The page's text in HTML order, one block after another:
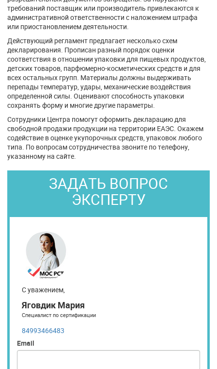
требований поставщик или производитель привлекаются к
административной ответственности с наложением штрафа
или приостановлением деятельности.
Действующий регламент предлагает несколько схем
декларирования. Прописан разный порядок оценки
соответствия в отношении упаковки для пищевых продуктов,
детских товаров, парфюмерно-косметических средств и для
всех остальных групп. Материалы должны выдерживать
перепады температур, удары, механические воздействия
определенной силы. Оценивают способность упаковки
сохранять форму и многие другие параметры.
Сотрудники Центра помогут оформить декларацию для
свободной продажи продукции на территории ЕАЭС. Окажем
содействие в оценке укупорочных средств, упаковок любого
типа. По вопросам сотрудничества звоните по телефону,
указанному на сайте.
ЗАДАТЬ ВОПРОС
ЭКСПЕРТУ
С уважением,
Яговдик Мария
Специалист по сертификации
84993466483
Email